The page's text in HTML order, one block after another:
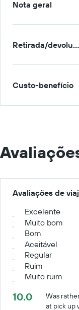
Nota geral
Retirada/devolução
Custo-benefício
Avaliações de
Excelente
Muito bom
Bom
Aceitável
Regular
Ruim
Muito ruim
10.0
Was
at pick up